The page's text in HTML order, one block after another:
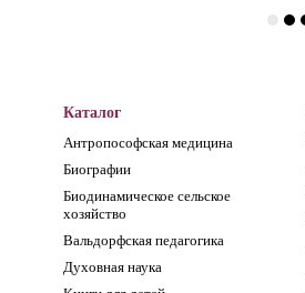
Каталог
Антропософская медицина
Биографии
Биодинамическое сельское
хозяйство
Вальдорфская педагогика
Духовная наука